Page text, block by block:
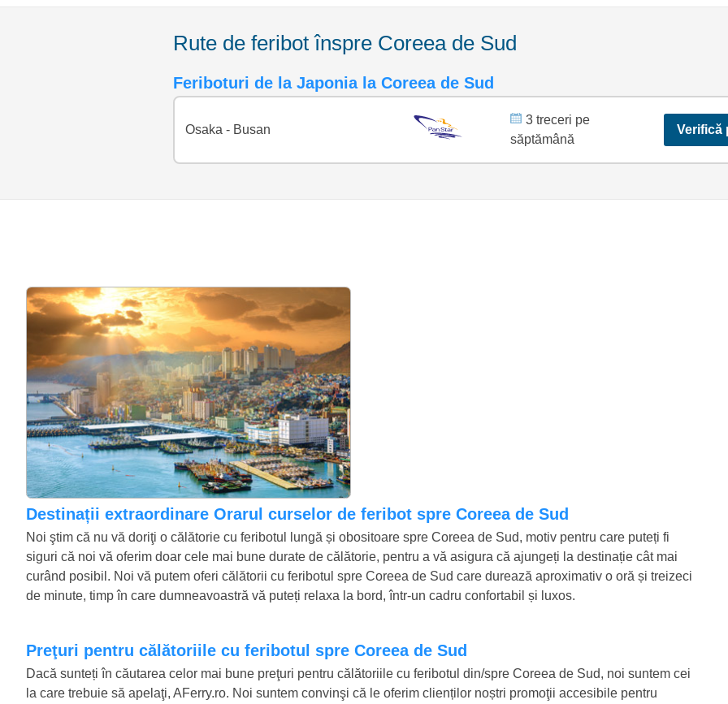
Rute de feribot înspre Coreea de Sud
Feriboturi de la Japonia la Coreea de Sud
Osaka - Busan
3 treceri pe
săptămână
Verifică
Destinații extraordinare Orarul curselor de feribot spre Coreea de Sud
Noi ştim că nu vă doriţi o călătorie cu feribotul lungă și obositoare spre Coreea de Sud, motiv pentru care puteți fi
siguri că noi vă oferim doar cele mai bune durate de călătorie, pentru a vă asigura că ajungeți la destinație cât mai
curând posibil. Noi vă putem oferi călătorii cu feribotul spre Coreea de Sud care durează aproximativ o oră și treizeci
de minute, timp în care dumneavoastră vă puteți relaxa la bord, într-un cadru confortabil și luxos.
Preţuri pentru călătoriile cu feribotul spre Coreea de Sud
Dacă sunteți în căutarea celor mai bune preţuri pentru călătoriile cu feribotul din/spre Coreea de Sud, noi suntem cei
la care trebuie să apelaţi, AFerry.ro. Noi suntem convinşi că le oferim clienților noștri promoţii accesibile pentru